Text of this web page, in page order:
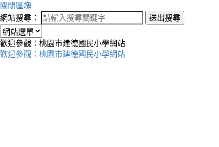
關閉區塊
網站搜尋：
送出搜尋
歡迎參觀：桃園市建德國民小學網站
歡迎參觀：桃園市建德國民小學網站